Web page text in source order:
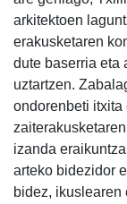
arkitektoen
erakusketaren
dute baserria eta
uztartzen.
ondorenbeti itxita
izanda
arteko bidezidor
bidez, ikuslearen